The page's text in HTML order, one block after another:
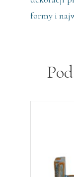
formy i